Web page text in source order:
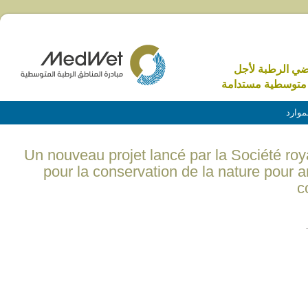
الرطبة لأجل
مستدامة
(English) Un nouveau projet lancé par la Société
pour la conservation de la nature pour
.